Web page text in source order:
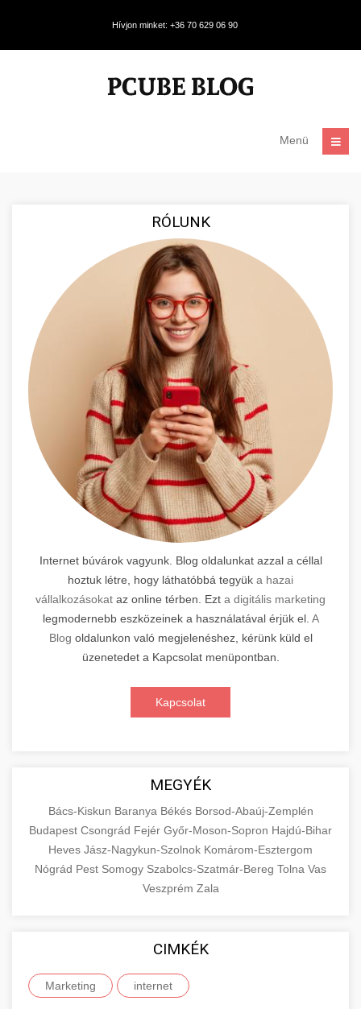
Hívjon minket: +36 70 629 06 90
Menü
RÓLUNK
Internet búvárok vagyunk. Blog oldalunkat azzal a céllal
hoztuk létre, hogy láthatóbbá tegyük a hazai
vállalkozásokat az online térben. Ezt a digitális marketing
legmodernebb eszközeinek a használatával érjük el. A
Blog oldalunkon való megjelenéshez, kérünk küld el
üzenetedet a Kapcsolat menüpontban.
Kapcsolat
MEGYÉK
Bács-Kiskun Baranya Békés Borsod-Abaúj-Zemplén
Budapest Csongrád Fejér Győr-Moson-Sopron Hajdú-Bihar
Heves Jász-Nagykun-Szolnok Komárom-Esztergom
Nógrád Pest Somogy Szabolcs-Szatmár-Bereg Tolna Vas
Veszprém Zala
CIMKÉK
Marketing internet